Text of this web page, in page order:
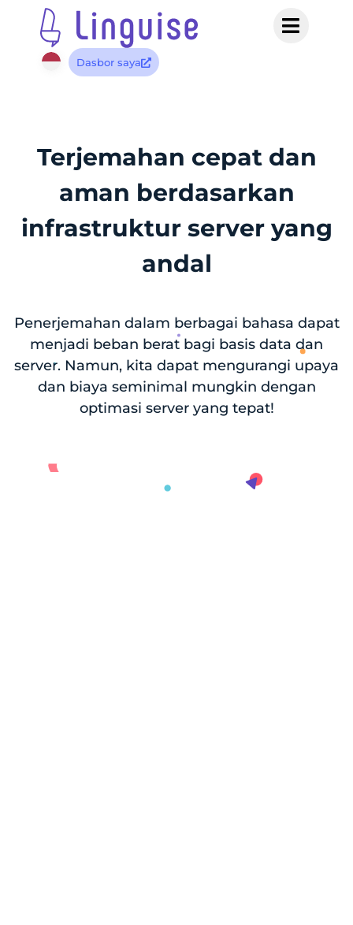
Dasbor saya
Terjemahan cepat dan
aman berdasarkan
infrastruktur server yang
andal
Penerjemahan dalam berbagai bahasa dapat
menjadi beban berat bagi basis data dan
server. Namun, kita dapat mengurangi upaya
dan biaya seminimal mungkin dengan
optimasi server yang tepat!